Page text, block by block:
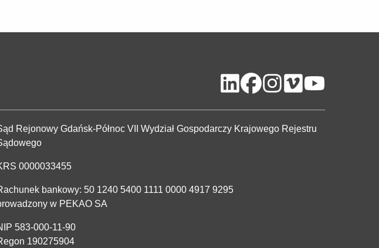
Rejonowy Gdańsk-Północ VII Wydział Gospodarczy Krajowego Rejestru
0000033455
bankowy: 50 1240 5400 1111 0000 4917 9295
w PEKAO SA
583-000-11-90
190275904